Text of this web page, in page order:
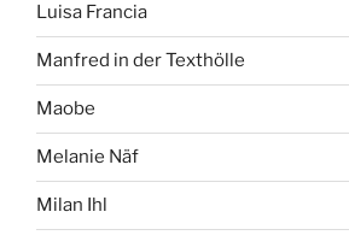
Luisa Francia
Manfred in der Texthölle
Maobe
Melanie Näf
Milan Ihl